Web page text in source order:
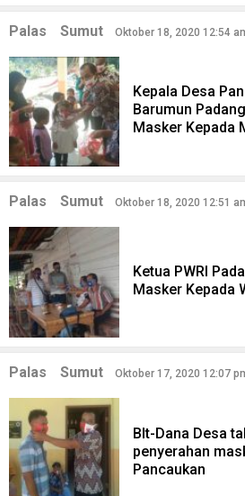
Palas Sumut Oktober 18, 2020 12:54
Kepala Desa
Barumun
Masker Kepada
Palas Sumut Oktober 18, 2020 12:51
Ketua PWRI
Masker Kepada
Palas Sumut Oktober 17, 2020 12:07
Blt-Dana Desa
penyerahan
Pancaukan